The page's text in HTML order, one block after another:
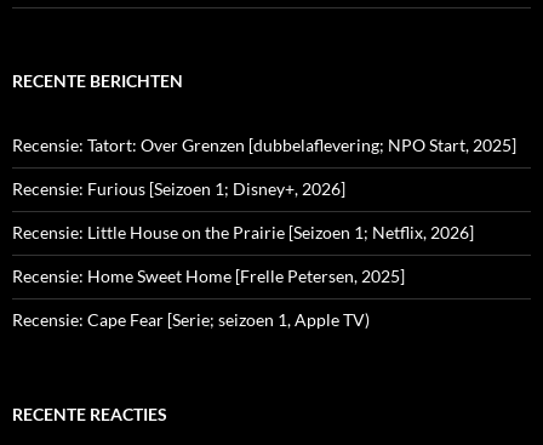
RECENTE BERICHTEN
Recensie: Tatort: Over Grenzen [dubbelaflevering; NPO Start, 2025]
Recensie: Furious [Seizoen 1; Disney+, 2026]
Recensie: Little House on the Prairie [Seizoen 1; Netflix, 2026]
Recensie: Home Sweet Home [Frelle Petersen, 2025]
Recensie: Cape Fear [Serie; seizoen 1, Apple TV)
RECENTE REACTIES